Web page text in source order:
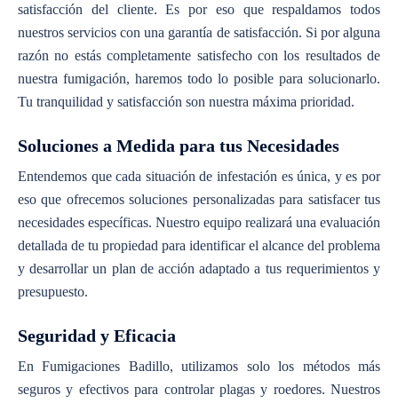
satisfacción del cliente. Es por eso que respaldamos todos
nuestros servicios con una garantía de satisfacción. Si por alguna
razón no estás completamente satisfecho con los resultados de
nuestra fumigación, haremos todo lo posible para solucionarlo.
Tu tranquilidad y satisfacción son nuestra máxima prioridad.
Soluciones a Medida para tus Necesidades
Entendemos que cada situación de infestación es única, y es por
eso que ofrecemos soluciones personalizadas para satisfacer tus
necesidades específicas. Nuestro equipo realizará una evaluación
detallada de tu propiedad para identificar el alcance del problema
y desarrollar un plan de acción adaptado a tus requerimientos y
presupuesto.
Seguridad y Eficacia
En Fumigaciones Badillo, utilizamos solo los métodos más
seguros y efectivos para controlar plagas y roedores. Nuestros